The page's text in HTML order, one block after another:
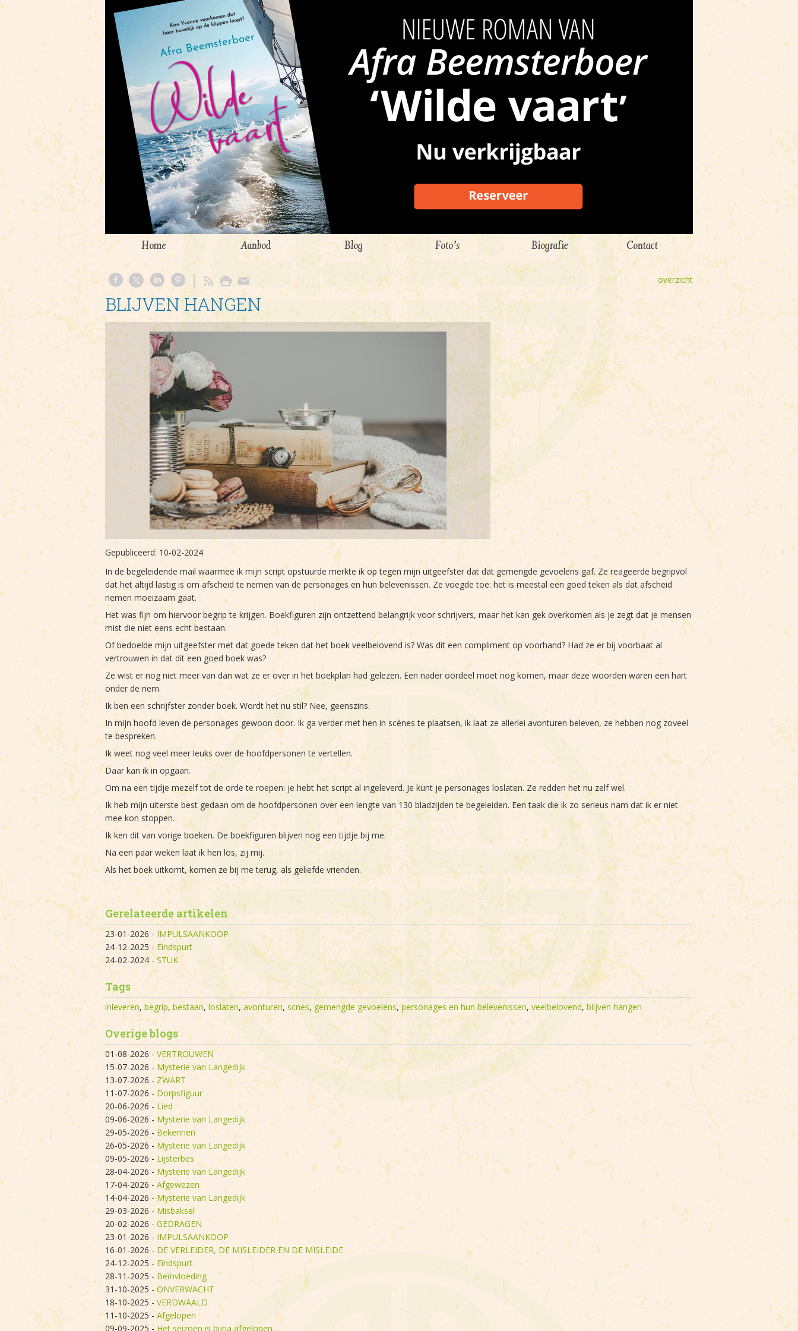
overzicht
BLIJVEN HANGEN
Gepubliceerd: 10-02-2024
In de begeleidende mail waarmee ik mijn script opstuurde merkte ik op tegen mijn uitgeefster dat dat gemengde gevoelens gaf. Ze reageerde begripvol
dat het altijd lastig is om afscheid te nemen van de personages en hun belevenissen. Ze voegde toe: het is meestal een goed teken als dat afscheid
nemen moeizaam gaat.
Het was fijn om hiervoor begrip te krijgen. Boekfiguren zijn ontzettend belangrijk voor schrijvers, maar het kan gek overkomen als je zegt dat je mensen
mist die niet eens echt bestaan.
Of bedoelde mijn uitgeefster met dat goede teken dat het boek veelbelovend is? Was dit een compliment op voorhand? Had ze er bij voorbaat al
vertrouwen in dat dit een goed boek was?
Ze wist er nog niet meer van dan wat ze er over in het boekplan had gelezen. Een nader oordeel moet nog komen, maar deze woorden waren een hart
onder de riem.
Ik ben een schrijfster zonder boek. Wordt het nu stil? Nee, geenszins.
In mijn hoofd leven de personages gewoon door. Ik ga verder met hen in scènes te plaatsen, ik laat ze allerlei avonturen beleven, ze hebben nog zoveel
te bespreken.
Ik weet nog veel meer leuks over de hoofdpersonen te vertellen.
Daar kan ik in opgaan.
Om na een tijdje mezelf tot de orde te roepen: je hebt het script al ingeleverd. Je kunt je personages loslaten. Ze redden het nu zelf wel.
Ik heb mijn uiterste best gedaan om de hoofdpersonen over een lengte van 130 bladzijden te begeleiden. Een taak die ik zo serieus nam dat ik er niet
mee kon stoppen.
Ik ken dit van vorige boeken. De boekfiguren blijven nog een tijdje bij me.
Na een paar weken laat ik hen los, zij mij.
Als het boek uitkomt, komen ze bij me terug, als geliefde vrienden.
Gerelateerde artikelen
23-01-2026 - IMPULSAANKOOP
24-12-2025 -Eindspurt
24-02-2024- STUK
Tags
inleveren, begrip, bestaan, loslaten, avonturen, scnes, gemengde gevoelens, personages en hun belevenissen, veelbelovend, blijven hangen
Overige blogs
01-08-2026 -VERTROUWEN
15-07-2026 - Mysterie van Langedijk
13-07-2026 - ZWART
11-07-2026 -Dorpsfiguur
20-06-2026- Lied
09-06-2026 - Mysterie van Langedijk
29-05-2026 - Bekennen
26-05-2026 - Mysterie van Langedijk
09-05-2026 - Lijsterbes
28-04-2026 - Mysterie van Langedijk
17-04-2026 - Afgewezen
14-04-2026 - Mysterie van Langedijk
29-03-2026- Misbaksel
20-02-2026 - GEDRAGEN
23-01-2026 - IMPULSAANKOOP
16-01-2026 - DE VERLEIDER, DE MISLEIDER EN DE MISLEIDE
24-12-2025 - Eindspurt
28-11-2025 - Beïnvloeding
31-10-2025 - ONVERWACHT
18-10-2025 - VERDWAALD
11-10-2025 -Afgelopen
09-09-2025- Het seizoen is bijna afgelopen…